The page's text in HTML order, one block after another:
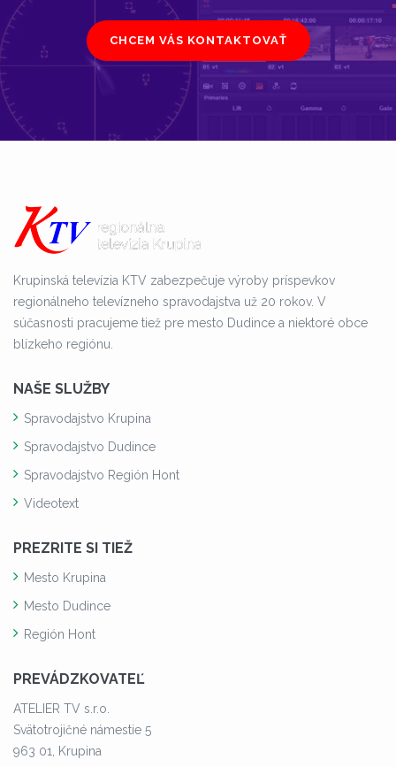
CHCEM VÁS KONTAKTOVAŤ
Krupinská televízia KTV zabezpečuje výroby príspevkov
regionálneho televízneho spravodajstva už 20 rokov. V
súčasnosti pracujeme tiež pre mesto Dudince a niektoré obce
blízkeho regiónu.
NAŠE SLUŽBY
Spravodajstvo Krupina
Spravodajstvo Dudince
Spravodajstvo Región Hont
Videotext
PREZRITE SI TIEŽ
Mesto Krupina
Mesto Dudince
Región Hont
PREVÁDZKOVATEĽ
ATELIER TV s.r.o.
Svätotrojičné námestie 5
963 01, Krupina